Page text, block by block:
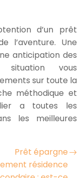
d’un prêt
l’aventure. Une
anticipation des
situation vous
sur toute la
méthodique et
a toutes les
les meilleures
Prêt épargne
résidence